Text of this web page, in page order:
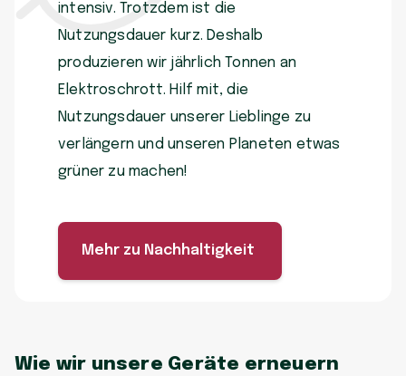
intensiv. Trotzdem ist die
Nutzungsdauer kurz. Deshalb
produzieren wir jährlich Tonnen an
Elektroschrott. Hilf mit, die
Nutzungsdauer unserer Lieblinge zu
verlängern und unseren Planeten etwas
grüner zu machen!
Mehr zu Nachhaltigkeit
Wie wir unsere Geräte erneuern